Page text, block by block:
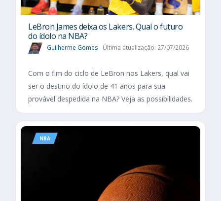
LeBron James deixa os Lakers. Qual o futuro
do ídolo na NBA?
Guilherme Gomes Última atualização: 27/07/2026
Com o fim do ciclo de LeBron nos Lakers, qual vai
ser o destino do ídolo de 41 anos para sua
provável despedida na NBA? Veja as possibilidades.
NBA